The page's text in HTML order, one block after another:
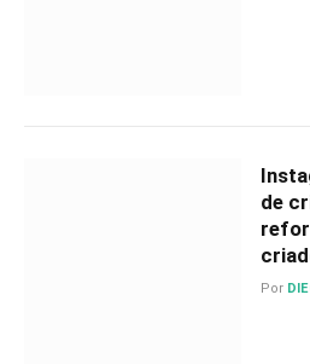
de
Por